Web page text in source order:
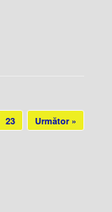
23 Următor »